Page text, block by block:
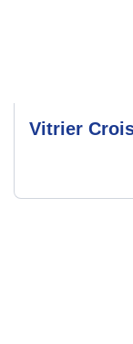
Vitrier